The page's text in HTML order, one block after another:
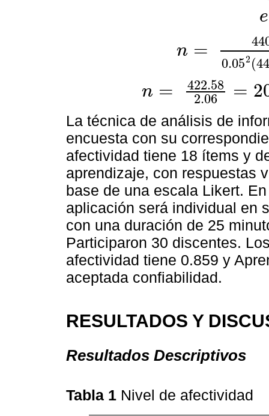
e
e=
n =
0.052 (
n = 440*1.962*0.51-0.5
n =
422.58
2.06
=
n = 422.58 2.06=205.34 ≈205 pe rs
La técnica de análisis de
encuesta con su
afectividad tiene 18 ítems y
aprendizaje, con respuestas
base de una escala Likert.
aplicación será individual en
con una duración de 25
Participaron 30 discentes.
afectividad tiene 0.859 y
aceptada confiabilidad.
RESULTADOS Y
Resultados Descriptivos
Tabla 1 Nivel de afectividad